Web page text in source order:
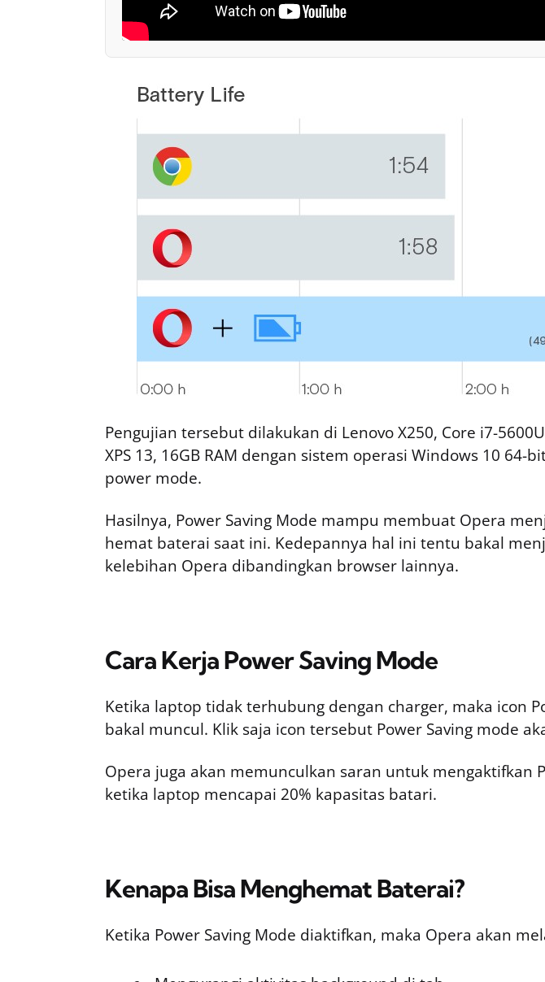
Pengujian tersebut dilakukan di Lenovo X250, Core i7-
XPS 13, 16GB RAM dengan sistem operasi Windows 10 64-
power mode.
Hasilnya, Power Saving Mode mampu membuat Opera
hemat baterai saat ini. Kedepannya hal ini tentu bakal
kelebihan Opera dibandingkan browser lainnya.
Cara Kerja Power Saving Mode
Ketika laptop tidak terhubung dengan charger, maka icon
bakal muncul. Klik saja icon tersebut Power Saving mode
Opera juga akan memunculkan saran untuk mengaktifkan
ketika laptop mencapai 20% kapasitas batari.
Kenapa Bisa Menghemat Baterai?
Ketika Power Saving Mode diaktifkan, maka Opera akan